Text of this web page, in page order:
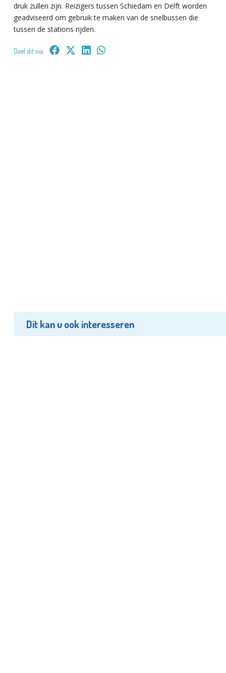
druk zullen zijn. Reizigers tussen Schiedam en Delft worden
geadviseerd om gebruik te maken van de snelbussen die
tussen de stations rijden.
Deel dit via:
Dit kan u ook interesseren